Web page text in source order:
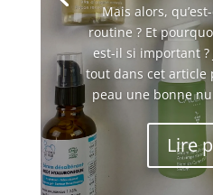
Mais alors,
routine ? Et
est-il si important ?
tout dans cet article
peau une bonne
Lire